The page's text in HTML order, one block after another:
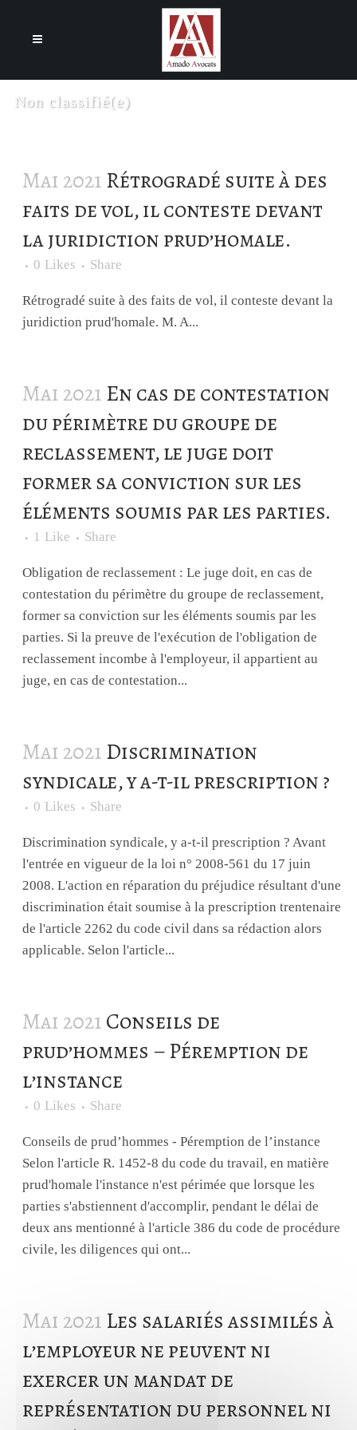
Non classifié(e)
Mai 2021Rétrogradé suite à des
faits de vol, il conteste devant
la juridiction prud’homale.
0 Likes Share
Rétrogradé suite à des faits de vol, il conteste devant la
juridiction prud'homale. M. A...
Mai 2021En cas de contestation
du périmètre du groupe de
reclassement, le juge doit
former sa conviction sur les
éléments soumis par les parties.
1 Like Share
Obligation de reclassement : Le juge doit, en cas de
contestation du périmètre du groupe de reclassement,
former sa conviction sur les éléments soumis par les
parties. Si la preuve de l'exécution de l'obligation de
reclassement incombe à l'employeur, il appartient au
juge, en cas de contestation...
Mai 2021Discrimination
syndicale, y a-t-il prescription ?
0 Likes Share
Discrimination syndicale, y a-t-il prescription ? Avant
l'entrée en vigueur de la loi n° 2008-561 du 17 juin
2008. L'action en réparation du préjudice résultant d'une
discrimination était soumise à la prescription trentenaire
de l'article 2262 du code civil dans sa rédaction alors
applicable. Selon l'article...
Mai 2021Conseils de
prud’hommes – Péremption de
l’instance
0 Likes Share
Conseils de prud’hommes - Péremption de l’instance
Selon l'article R. 1452-8 du code du travail, en matière
prud'homale l'instance n'est périmée que lorsque les
parties s'abstiennent d'accomplir, pendant le délai de
deux ans mentionné à l'article 386 du code de procédure
civile, les diligences qui ont...
Mai 2021 Les salariés assimilés à
l’employeur ne peuvent ni
exercer un mandat de
représentation du personnel ni